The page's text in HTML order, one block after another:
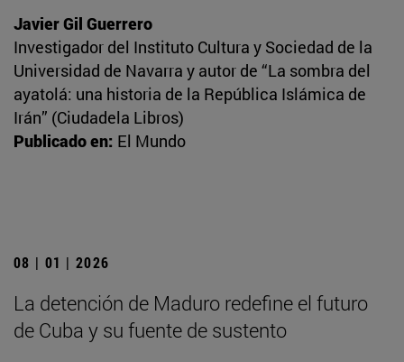
Javier Gil Guerrero
Investigador del Instituto Cultura y Sociedad de la
Universidad de Navarra y autor de “La sombra del
ayatolá: una historia de la República Islámica de
Irán” (Ciudadela Libros)
Publicado en: El Mundo
08 | 01 | 2026
La detención de Maduro redefine el futuro
de Cuba y su fuente de sustento